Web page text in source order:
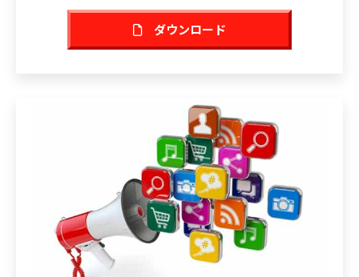
ダウンロード